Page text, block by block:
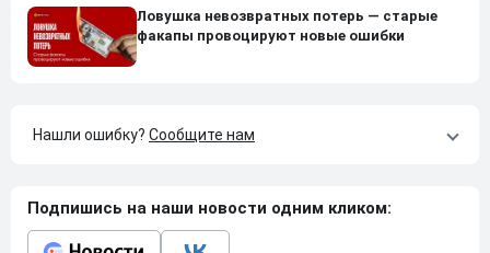
Ловушка невозвратных потерь — старые
факапы провоцируют новые ошибки
Нашли ошибку? Сообщите нам
Подпишись на наши новости одним кликом: